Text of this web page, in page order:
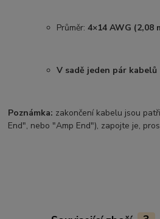
Průměr: 4×14 AWG (2,08
V sadě jeden pár kabelů
Poznámka: zakončení kabelu jsou
End", nebo "Amp End"), zapojte je,